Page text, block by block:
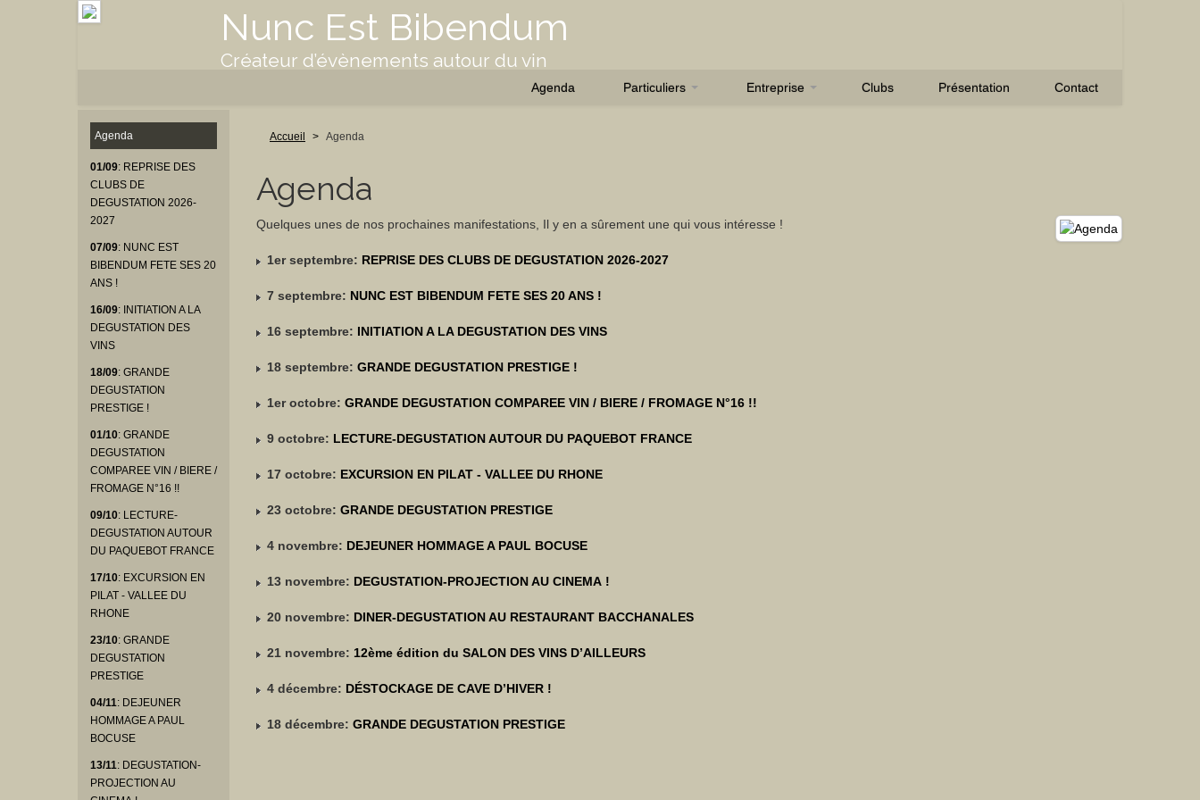
Nunc Est Bibendum
Créateur d’évènements autour du vin
Agenda Particuliers Entreprise Clubs Présentation Contact
Agenda
01/09: REPRISE DES
CLUBS DE
DEGUSTATION 2026-
2027
07/09: NUNC EST
BIBENDUM FETE SES 20
ANS !
16/09: INITIATION A LA
DEGUSTATION DES
VINS
18/09: GRANDE
DEGUSTATION
PRESTIGE !
01/10: GRANDE
DEGUSTATION
COMPAREE VIN / BIERE /
FROMAGE N°16 !!
09/10: LECTURE-
DEGUSTATION AUTOUR
DU PAQUEBOT FRANCE
17/10: EXCURSION EN
PILAT - VALLEE DU
RHONE
23/10: GRANDE
DEGUSTATION
PRESTIGE
04/11: DEJEUNER
HOMMAGE A PAUL
BOCUSE
13/11: DEGUSTATION-
PROJECTION AU
Accueil > Agenda
Agenda
Quelques unes de nos prochaines manifestations, Il y en a sûrement une qui vous intéresse !
1er septembre: REPRISE DES CLUBS DE DEGUSTATION 2026-2027
7 septembre: NUNC EST BIBENDUM FETE SES 20 ANS !
16 septembre: INITIATION A LA DEGUSTATION DES VINS
18 septembre: GRANDE DEGUSTATION PRESTIGE !
1er octobre: GRANDE DEGUSTATION COMPAREE VIN / BIERE / FROMAGE N°16 !!
9 octobre: LECTURE-DEGUSTATION AUTOUR DU PAQUEBOT FRANCE
17 octobre: EXCURSION EN PILAT - VALLEE DU RHONE
23 octobre: GRANDE DEGUSTATION PRESTIGE
4 novembre: DEJEUNER HOMMAGE A PAUL BOCUSE
13 novembre: DEGUSTATION-PROJECTION AU CINEMA !
20 novembre: DINER-DEGUSTATION AU RESTAURANT BACCHANALES
21 novembre: 12ème édition du SALON DES VINS D’AILLEURS
4 décembre: DÉSTOCKAGE DE CAVE D’HIVER !
18 décembre: GRANDE DEGUSTATION PRESTIGE